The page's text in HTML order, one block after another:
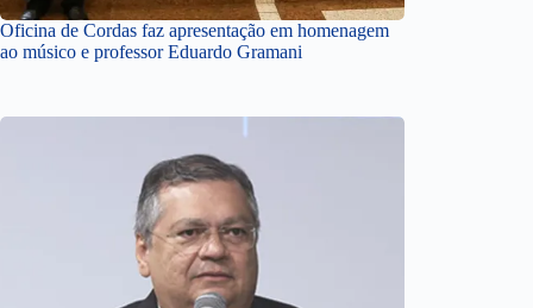
Oficina de Cordas faz apresentação em homenagem
ao músico e professor Eduardo Gramani